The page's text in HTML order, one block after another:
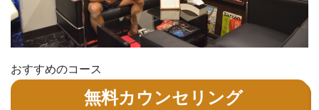
おすすめのコース
無料カウンセリング